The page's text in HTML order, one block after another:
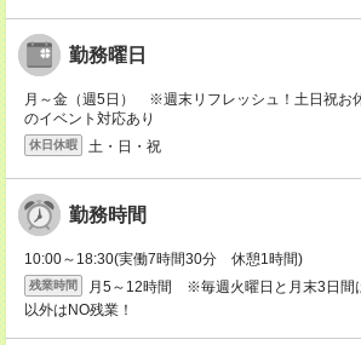
勤務曜日
月～金（週5日） ※週末リフレッシュ！土日祝
のイベント対応あり
休日休暇 土・日・祝
勤務時間
10:00～18:30(実働7時間30分 休憩1時間)
残業時間
月5～12時間 ※毎週火曜日と月末3日間
以外はNO残業！